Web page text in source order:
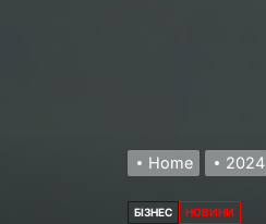
Home 2024
БІЗНЕС НОВИНИ